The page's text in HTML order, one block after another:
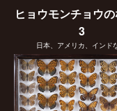
ヒョウモンチョウ
3
日本、アメリカ、インド